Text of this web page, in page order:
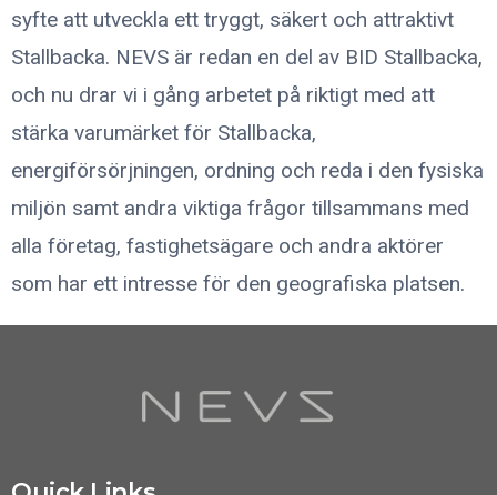
syfte att utveckla ett tryggt, säkert och attraktivt
Stallbacka. NEVS är redan en del av BID Stallbacka,
och nu drar vi i gång arbetet på riktigt med att
stärka varumärket för Stallbacka,
energiförsörjningen, ordning och reda i den fysiska
miljön samt andra viktiga frågor tillsammans med
alla företag, fastighetsägare och andra aktörer
som har ett intresse för den geografiska platsen.